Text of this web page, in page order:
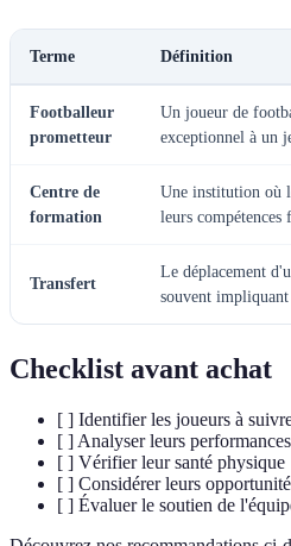
Terme Définition
Footballeur
prometteur
Un joueur de
exceptionnel à un
Centre de
formation
Une institution où
leurs compétences
Transfert
Le déplacement
souvent impliquant
Checklist avant achat
[ ] Identifier les joueurs à
[ ] Analyser leurs
[ ] Vérifier leur santé physique
[ ] Considérer leurs
[ ] Évaluer le soutien de